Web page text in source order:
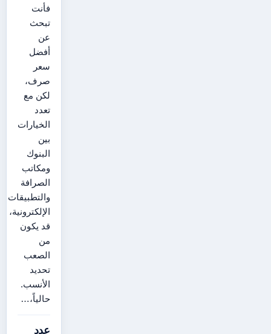
فأنت
تبحث
عن
أفضل
سعر
صرف،
لكن مع
تعدد
الخيارات
بين
البنوك
ومكاتب
الصرافة
والتطبيقات
الإلكترونية،
قد يكون
من
الصعب
تحديد
الأنسب.
حالياً،…
عدد